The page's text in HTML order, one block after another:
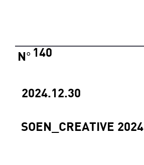
2024.12.30
SOEN_CREATIVE 2024
140
N°